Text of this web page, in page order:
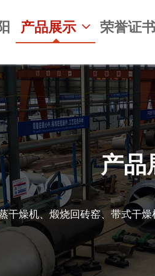
产品展示  荣誉证书
产品
干燥机、煅烧回砖窑、带式干